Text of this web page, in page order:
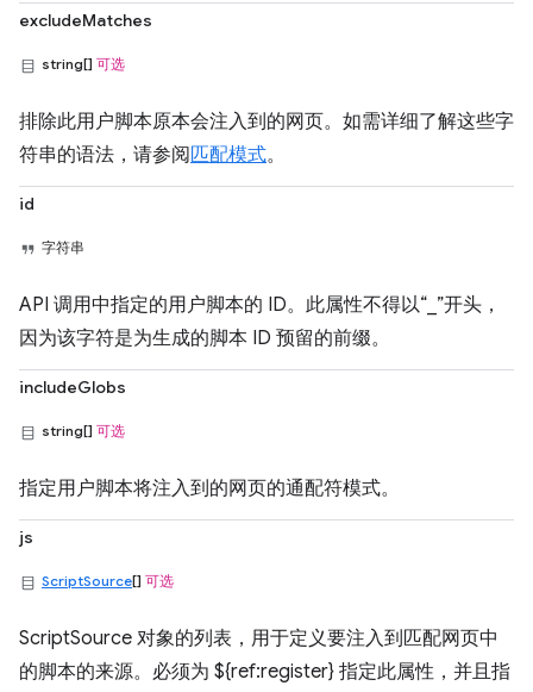
excludeMatches
string[] 可选
排除此用户脚本原本会注入到的网页。如需详细了解这些字
符串的语法，请参阅匹配模式。
id
字符串
API 调用中指定的用户脚本的 ID。此属性不得以“_”开头，
因为该字符是为生成的脚本 ID 预留的前缀。
includeGlobs
string[] 可选
指定用户脚本将注入到的网页的通配符模式。
js
ScriptSource[] 可选
ScriptSource 对象的列表，用于定义要注入到匹配网页中
的脚本的来源。必须为 ${ref:register} 指定此属性，并且指